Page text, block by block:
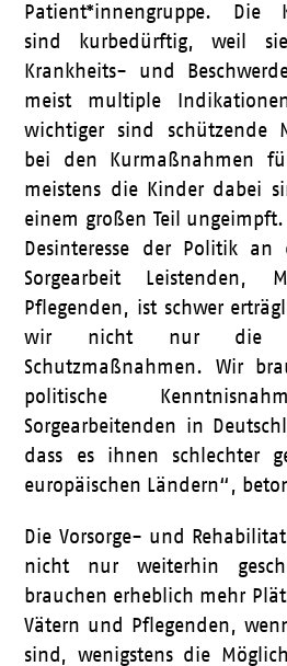
Patient*innengruppe. Die
sind kurbedürftig, weil
Krankheits- und
meist multiple
wichtiger sind schützende
bei den Kurmaßnahmen
meistens die Kinder dabei
einem großen Teil
Desinteresse der Politik
Sorgearbeit Leistenden,
Pflegenden, ist schwer
wir nicht nur die
Schutzmaßnahmen. Wir
politische
Sorgearbeitenden in
dass es ihnen schlechter
europäischen Ländern“,
Die Vorsorge- und
nicht nur weiterhin
brauchen erheblich mehr
Vätern und Pflegenden,
sind, wenigstens die